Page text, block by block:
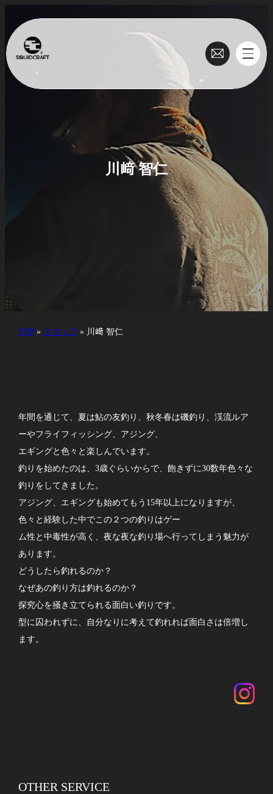
川﨑 智仁
TOP» スタッフ » 川﨑 智仁
年間を通じて、夏は鮎の友釣り、秋冬春は磯釣り、渓流ルア
ーやフライフィッシング、アジング、
エギングと色々と楽しんでいます。
釣りを始めたのは、3歳ぐらいからで、飽きずに30数年色々な
釣りをしてきました。
アジング、エギングも始めてもう15年以上になりますが、
色々と経験した中でこの２つの釣りはゲー
ム性と中毒性が高く、夜な夜な釣り場へ行ってしまう魅力が
あります。
どうしたら釣れるのか？
なぜあの釣り方は釣れるのか？
探究心を掻き立てられる面白い釣りです。
型に囚われずに、自分なりに考えて釣れれば面白さは倍増し
ます。
OTHER SERVICE